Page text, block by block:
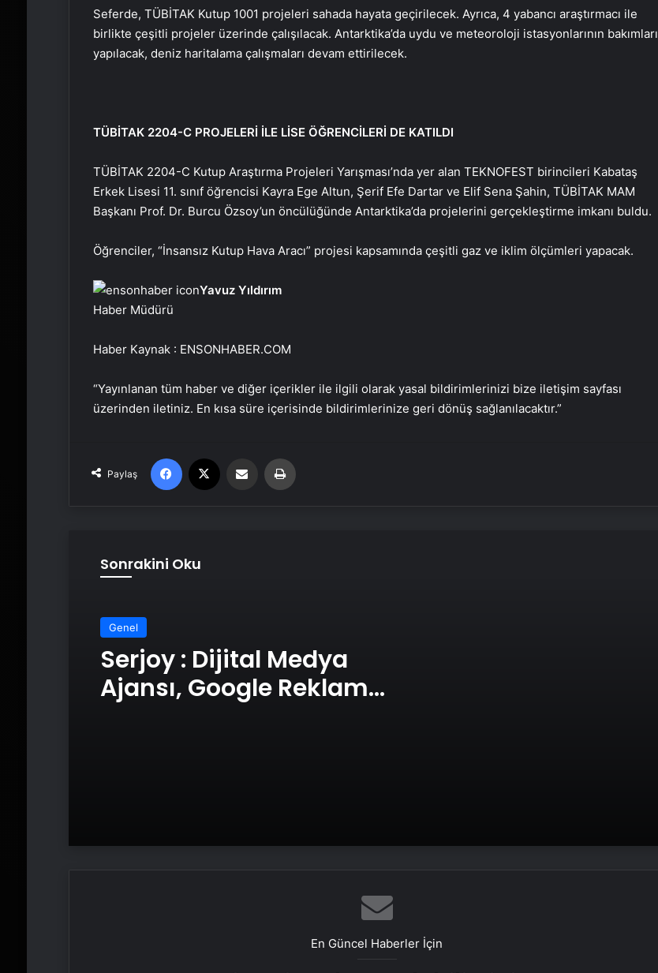
Seferde, TÜBİTAK Kutup 1001 projeleri sahada hayata geçirilecek. Ayrıca, 4 yabancı araştırmacı ile
birlikte çeşitli projeler üzerinde çalışılacak. Antarktika’da uydu ve meteoroloji istasyonlarının bakımları
yapılacak, deniz haritalama çalışmaları devam ettirilecek.
TÜBİTAK 2204-C PROJELERİ İLE LİSE ÖĞRENCİLERİ DE KATILDI
TÜBİTAK 2204-C Kutup Araştırma Projeleri Yarışması’nda yer alan TEKNOFEST birincileri Kabataş
Erkek Lisesi 11. sınıf öğrencisi Kayra Ege Altun, Şerif Efe Dartar ve Elif Sena Şahin, TÜBİTAK MAM
Başkanı Prof. Dr. Burcu Özsoy’un öncülüğünde Antarktika’da projelerini gerçekleştirme imkanı buldu.
Öğrenciler, “İnsansız Kutup Hava Aracı” projesi kapsamında çeşitli gaz ve iklim ölçümleri yapacak.
Yavuz Yıldırım
Haber Müdürü
Haber Kaynak : ENSONHABER.COM
“Yayınlanan tüm haber ve diğer içerikler ile ilgili olarak yasal bildirimlerinizi bize iletişim sayfası
üzerinden iletiniz. En kısa süre içerisinde bildirimlerinize geri dönüş sağlanılacaktır.”
Paylaş
Facebook Email'den paylaş
Sonrakini Oku
Genel
Serjoy : Dijital Medya
Ajansı, Google Reklam
Reklam Ajansı, SEO Ajansı ve Web
Tasarım Ajansı
En Güncel Haberler İçin